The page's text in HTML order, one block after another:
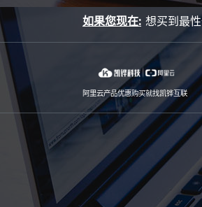
Skip
to
content
如果您现在:
阿里云产品优惠购买就找凯铧互联